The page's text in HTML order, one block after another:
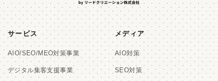
サービス
AIO/SEO/MEO対策事業
デジタル集客支援事業
メディア
AIO対策
SEO対策